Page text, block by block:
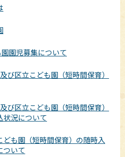
園児募集について
び区立こども園（短時間保育）
び区立こども園（短時間保育）
状況について
も園（短時間保育）の随時入
ついて